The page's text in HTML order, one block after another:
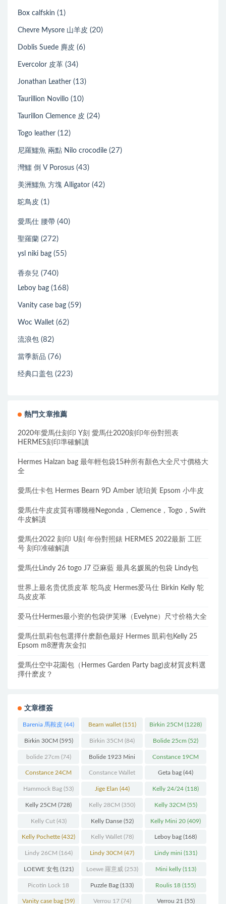
Box calfskin (1)
Chevre Mysore 山羊皮 (20)
Doblis Suede 麂皮 (6)
Evercolor 皮革 (34)
Jonathan Leather (13)
Taurillion Novillo (10)
Taurillon Clemence 皮 (24)
Togo leather (12)
尼羅鱷魚 兩點 Nilo crocodile (27)
灣鱷 倒 V Porosus (43)
美洲鱷魚 方塊 Alligator (42)
鴕鳥皮 (1)
愛馬仕 腰帶 (40)
聖羅蘭 (272)
ysl niki bag (55)
香奈兒 (740)
Leboy bag (168)
Vanity case bag (59)
Woc Wallet (62)
流浪包 (82)
當季新品 (76)
经典口盖包 (223)
熱門文章推薦
2020年愛馬仕刻印 Y刻 愛馬仕2020刻印年份對照表
HERMES刻印準確解讀
Hermes Halzan bag 最年輕包袋15种所有顏色大全尺寸價格大
全
愛馬仕卡包 Hermes Bearn 9D Amber 琥珀黃 Epsom 小牛皮
愛馬仕牛皮皮質有哪幾種Negonda，Clemence，Togo，Swift
牛皮解讀
愛馬仕2022 刻印 U刻 年份對照錶 HERMES 2022最新 工匠
号 刻印准確解讀
愛馬仕Lindy 26 togo J7 亞麻藍 最具名媛風的包袋 Lindy包
世界上最名贵优质皮革 鸵鸟皮 Hermes爱马仕 Birkin Kelly 鸵
鸟皮皮革
爱马仕Hermes最小资的包袋伊芙琳（Evelyne）尺寸价格大全
愛馬仕凱莉包包選擇什麽顏色最好 Hermes 凱莉包Kelly 25
Epsom m8瀝青灰金扣
愛馬仕空中花園包（Hermes Garden Party bag)皮材質皮料選
擇什麽皮？
文章標簽
Barenia 馬鞍皮 (44) Bearn wallet(151) Birkin 25CM (1228)
Birkin 30CM (595) Birkin 35CM (84) Bolide 25cm (52)
bolide 27cm (74) Bolide 1923 Mini
(93)
Constance 19CM
(571)
Constance 24CM
(216)
Constance Wallet
(60)
Geta bag (44)
Hammock Bag (53) Jige Elan (44) Kelly 24/24 (118)
Kelly 25CM (728) Kelly 28CM (350) Kelly 32CM (55)
Kelly Cut(43) Kelly Danse(52) Kelly Mini 20 (409)
Kelly Pochette (432) Kelly Wallet(78) Leboy bag (168)
Lindy 26CM (164) Lindy 30CM (47) Lindy mini (131)
LOEWE 女包(121) Loewe 羅意威(253) Mini kelly(113)
Picotin Lock 18
(202)
Puzzle Bag (133) Roulis 18 (155)
Vanity case bag (59) Verrou 17(74) Verrou 21 (55)